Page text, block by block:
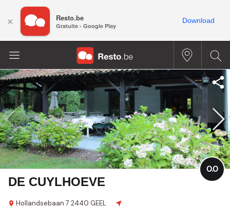
DE CUYLHOEVE
Hollandsebaan 7 2440 GEEL
0.0
× Resto.be
Gratuite - Google Play
Download